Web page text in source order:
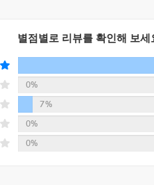
별점별로 리뷰를 확인해 보세
0%
7%
0%
0%